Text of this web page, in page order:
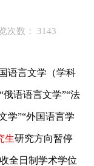
次数： 3143
语言文学（学科
俄语语言文学”“法
学”“外国语言学
生研究方向暂停
全日制学术学位